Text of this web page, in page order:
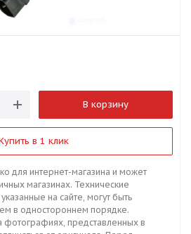
В корзину
в 1 клик
для интернет-магазина и может
магазинах. Технические
на сайте, могут быть
в одностороннем порядке.
фотографиях, представленных в